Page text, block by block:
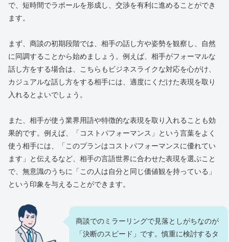
で、短時間でラポールを形成し、交渉を有利に進めることができ
ます。
まず、商談の初期段階では、相手の話し方や姿勢を観察し、自然
に同調することから始めましょう。例えば、相手がフォーマルな
話し方をする場合は、こちらもビジネスライクな対応を心がけ、
カジュアルな話し方をする相手には、適度にくだけた表現を取り
入れるとよいでしょう。
また、相手が使う業界用語や特徴的な表現を取り入れることも効
果的です。例えば、「コストパフォーマンス」という言葉をよく
使う相手には、「このプランはコストパフォーマンスに優れてい
ます」と伝えるなど、相手の言語世界に合わせた表現を選ぶこと
で、無意識のうちに「この人は自分と同じ価値観を持っている」
という印象を与えることができます。
商談でのミラーリングで見落としがちなのが
「決断のスピード」です。慎重に検討するタ